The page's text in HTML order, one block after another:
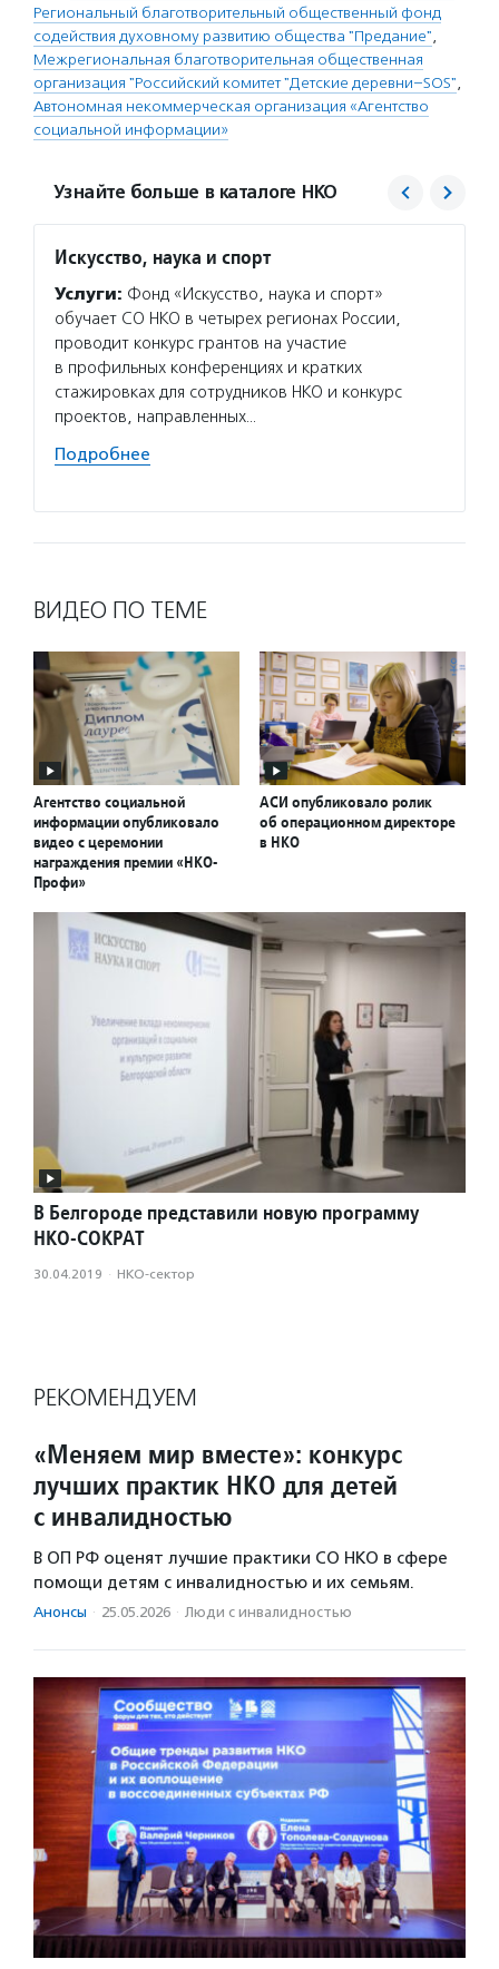
Региональный благотворительный общественный фонд
содействия духовному развитию общества "Предание",
Межрегиональная благотворительная общественная
организация "Российский комитет "Детские деревни–SOS",
Автономная некоммерческая организация «Агентство
социальной информации»
Узнайте больше в каталоге НКО
Искусство, наука и спорт
Услуги: Фонд «Искусство, наука и спорт»
обучает СО НКО в четырех регионах России,
проводит конкурс грантов на участие
в профильных конференциях и кратких
стажировках для сотрудников НКО и конкурс
проектов, направленных…
Подробнее
ВИДЕО ПО ТЕМЕ
Агентство социальной
информации опубликовало
видео с церемонии
награждения премии «НКО-
Профи»
АСИ опубликовало ролик
об операционном директоре
в НКО
В Белгороде представили новую программу
НКО-СОКРАТ
30.04.2019 · НКО-сектор
РЕКОМЕНДУЕМ
«Меняем мир вместе»: конкурс
лучших практик НКО для детей
с инвалидностью
В ОП РФ оценят лучшие практики СО НКО в сфере
помощи детям с инвалидностью и их семьям.
Анонсы · 25.05.2026 · Люди с инвалидностью